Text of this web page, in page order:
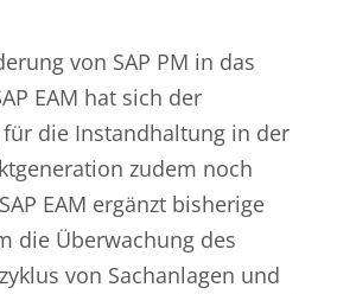
von SAP PM in das
EAM hat sich der
die Instandhaltung in der
zudem noch
EAM ergänzt bisherige
die Überwachung des
von Sachanlagen und